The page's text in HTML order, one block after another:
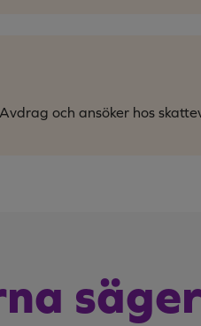
och ansöker hos